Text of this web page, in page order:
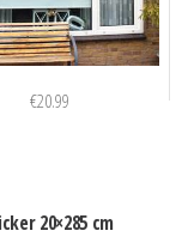
€20.99
20×285 cm